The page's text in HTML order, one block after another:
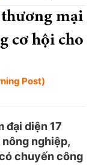
thương mại
cơ hội cho
Post)
đại diện 17
nghiệp,
chuyến công